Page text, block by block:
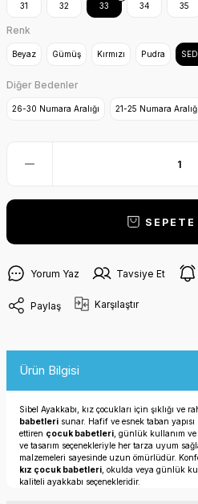
31 32 33 34 35
Renk
Beyaz Gümüş Kırmızı Pudra
Diğer Bedenler
26-30 Numara Aralığı 21-25 Numara Aralığı
SEPETE
Yorum Yaz Tavsiye Et
Paylaş Karşılaştır
Ürün Bilgisi
Sibel Ayakkabı, kız çocukları için şıklığı ve
babetleri sunar. Hafif ve esnek taban
ettiren çocuk babetleri , günlük kullanım
ve tasarım seçenekleriyle her tarza uyum
malzemeleri sayesinde uzun ömürlüdür.
kız çocuk babetleri , okulda veya günlük
kaliteli ayakkabı seçenekleridir.